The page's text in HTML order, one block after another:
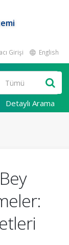
Girişi English
Detaylı Arama